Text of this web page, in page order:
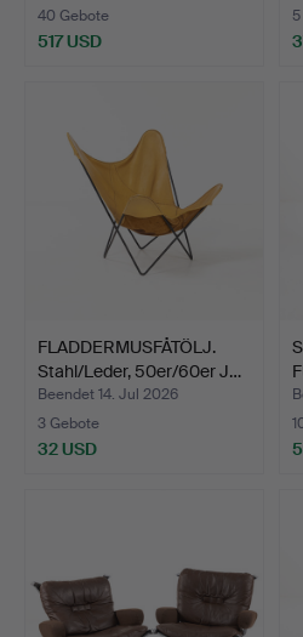
40 Gebote
517 USD
FLADDERMUSFÅTÖLJ.
Stahl/Leder, 50er/60er J…
Beendet 14. Jul 2026
3 Gebote
32 USD